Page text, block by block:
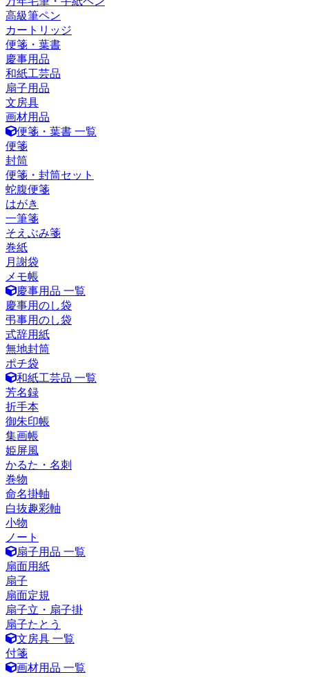
高級筆ペン
カートリッジ
便箋・葉書
慶事用品
和紙工芸品
扇子用品
文房具
画材用品
便箋・葉書 一覧
便箋
封筒
便箋・封筒セット
蛇腹便箋
はがき
一筆箋
そえぶみ箋
巻紙
月謝袋
メモ帳
慶事用品 一覧
慶事用のし袋
弔事用のし袋
式辞用紙
無地封筒
ポチ袋
和紙工芸品 一覧
芳名録
折手本
御朱印帳
集画帳
姫屏風
かるた・名刺
巻物
命名掛軸
白抜趣彩軸
小物
ノート
扇子用品 一覧
扇面用紙
扇子
扇面定規
扇子立・扇子掛
扇子たとう
文房具 一覧
付箋
画材用品 一覧